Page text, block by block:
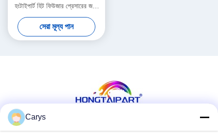
হংটাইপার্ট হিট ফিউজার প্রেসারের জন্য
লোয়ার রোলার
সেরা মূল্য পান
Carys